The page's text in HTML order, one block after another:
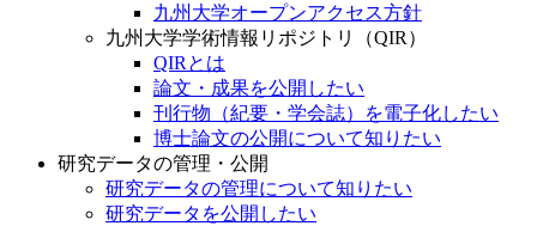
九州大学オープンアクセス方針
九州大学学術情報リポジトリ（QIR）
QIRとは
論文・成果を公開したい
刊行物（紀要・学会誌）を電子化したい
博士論文の公開について知りたい
研究データの管理・公開
研究データの管理について知りたい
研究データを公開したい